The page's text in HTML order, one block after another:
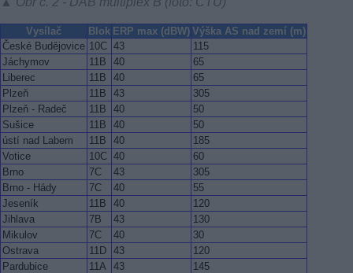
Vysílač Blok ERP max (dBW) Výška AS nad zemí (m)
České Budějovice 10C 43
115
Jáchymov
11B 40
65
Liberec
11B 40
65
Plzeň
11B 43
305
Plzeň - Radeč
11B 40
50
Sušice
11B 40
50
ústí nad Labem
11B 40
185
Votice
10C 40
60
Brno
7C 43
305
Brno - Hády
7C 40
55
Jeseník
11B 40
120
Jihlava
7B 43
130
Mikulov
7C 40
30
Ostrava
11D 43
120
Pardubice
11A 43 145